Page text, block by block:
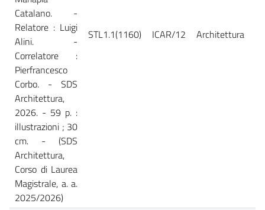
Catalano. -
Relatore : Luigi
Alini. -
Correlatore :
Pierfrancesco
Corbo. - SDS
Architettura,
2026. - 59 p. :
illustrazioni ; 30
cm. - (SDS
Architettura,
Corso di Laurea
Magistrale, a. a.
2025/2026)
STL1.1(1160) ICAR/12 Architettura